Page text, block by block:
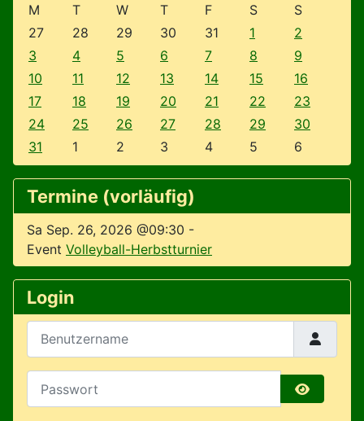
M
T W T F S
S
27
28 29 30 31 1
2
3
4 5 6 7 8
9
10
11 12 13 14 15
16
17
18 19 20 21 22
23
24
25 26 27 28 29
30
31
1 2 3 4 5 6
Termine (vorläufig)
Sa Sep. 26, 2026 @09:30 -
Event Volleyball-Herbstturnier
Login
Passwort